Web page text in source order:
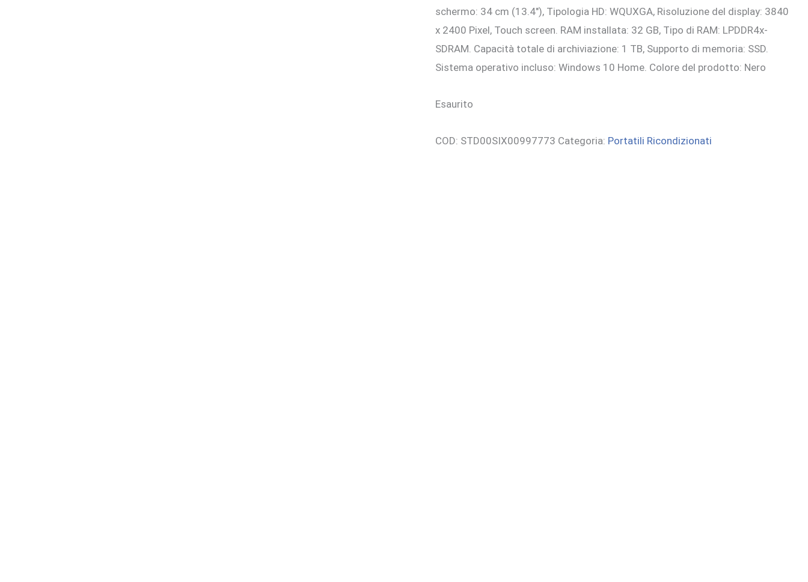
schermo: 34 cm (13.4″), Tipologia HD: WQUXGA, Risoluzione del display: 3840
x 2400 Pixel, Touch screen. RAM installata: 32 GB, Tipo di RAM: LPDDR4x-
SDRAM. Capacità totale di archiviazione: 1 TB, Supporto di memoria: SSD.
Sistema operativo incluso: Windows 10 Home. Colore del prodotto: Nero
Esaurito
COD: STD00SIX00997773 Categoria: Portatili Ricondizionati